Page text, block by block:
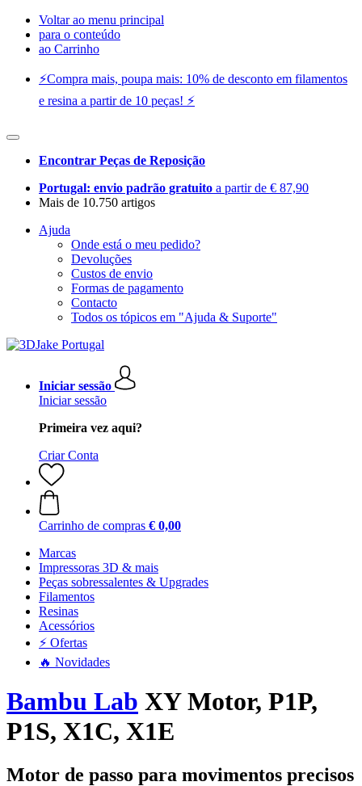
Voltar ao menu principal
para o conteúdo
ao Carrinho
⚡️Compra mais, poupa mais: 10% de desconto em filamentos
e resina a partir de 10 peças! ⚡️
Encontrar Peças de Reposição
Portugal: envio padrão gratuito a partir de € 87,90
Mais de 10.750 artigos
Ajuda
Onde está o meu pedido?
Devoluções
Custos de envio
Formas de pagamento
Contacto
Todos os tópicos em "Ajuda & Suporte"
Iniciar sessão
Iniciar sessão
Primeira vez aqui?
Criar Conta
Carrinho de compras € 0,00
Marcas
Impressoras 3D & mais
Peças sobressalentes & Upgrades
Filamentos
Resinas
Acessórios
⚡ Ofertas
🔥 Novidades
Bambu Lab XY Motor, P1P,
P1S, X1C, X1E
Motor de passo para movimentos precisos